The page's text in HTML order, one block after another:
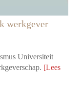
werkgever
Universiteit
[Lees